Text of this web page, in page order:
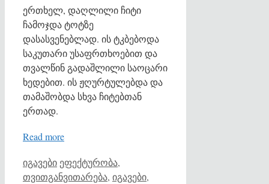
ერთხელ, დაღლილი ჩიტი
ჩამოჯდა ტოტზე
დასასვენებლად. ის ტკბებოდა
საკუთარი უსაფრთხოებით და
თვალწინ გადაშლილი საოცარი
ხედებით. ის ჟღურტულებდა და
თამაშობდა სხვა ჩიტებთან
ერთად.
Read more
Categories
იგავები Tags
ეფექტურობა,
თვითგანვითარება, იგავები,